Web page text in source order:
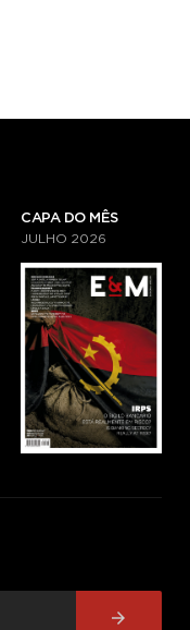
CAPA DO MÊS
JULHO 2026